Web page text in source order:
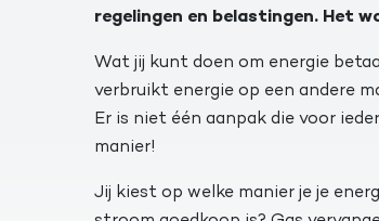
regelingen en belastingen. Het
Wat jij kunt doen om energie
verbruikt energie op een andere
Er is niet één aanpak die voor
manier!
Jij kiest op welke manier je je